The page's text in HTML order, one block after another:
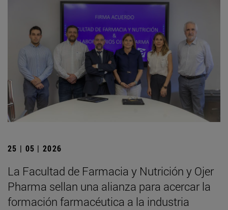
25 | 05 | 2026
La Facultad de Farmacia y Nutrición y Ojer
Pharma sellan una alianza para acercar la
formación farmacéutica a la industria